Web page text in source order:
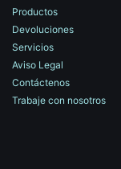
Productos
Devoluciones
Servicios
Aviso Legal
Contáctenos
Trabaje con nosotros